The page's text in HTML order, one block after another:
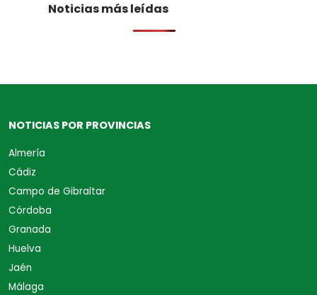
Noticias más leídas
NOTICIAS POR PROVINCIAS
Almería
Cádiz
Campo de Gibraltar
Córdoba
Granada
Huelva
Jaén
Málaga